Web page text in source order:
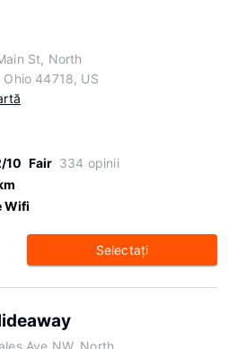
St, North
Ohio 44718, US
10 Fair 334 opinii
Wifi
Selectaţi
Ave NW, North